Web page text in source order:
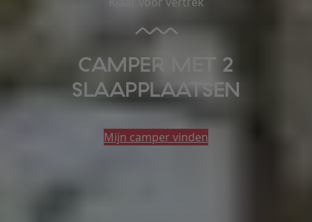
CAMPER MET 2
SLAAPPLAATSEN
Mijn camper vinden